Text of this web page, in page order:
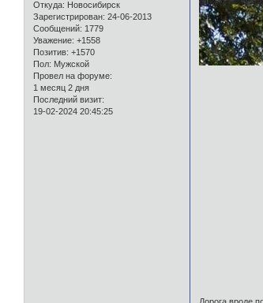
Откуда: Новосибирск
Зарегистрирован: 24-06-2013
Сообщений: 1779
Уважение: +1558
Позитив: +1570
Пол: Мужской
Провел на форуме:
1 месяц 2 дня
Последний визит:
19-02-2024 20:45:25